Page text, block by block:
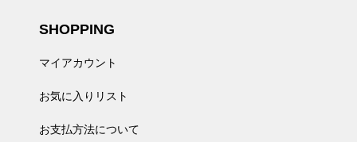
SHOPPING
マイアカウント
お気に入りリスト
お支払方法について